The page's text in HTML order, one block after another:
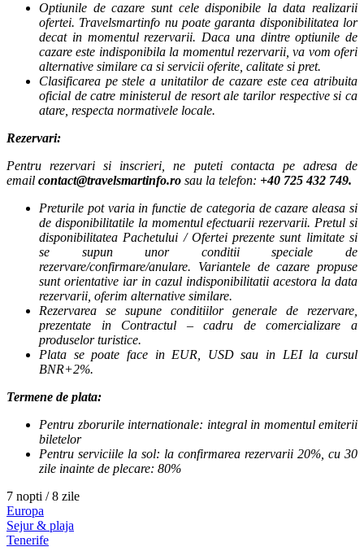
Optiunile de cazare sunt cele disponibile la data realizarii
ofertei. Travelsmartinfo nu poate garanta disponibilitatea lor
decat in momentul rezervarii. Daca una dintre optiunile de
cazare este indisponibila la momentul rezervarii, va vom oferi
alternative similare ca si servicii oferite, calitate si pret.
Clasificarea pe stele a unitatilor de cazare este cea atribuita
oficial de catre ministerul de resort ale tarilor respective si ca
atare, respecta normativele locale.
Rezervari:
Pentru rezervari si inscrieri, ne puteti contacta pe adresa de
email contact@travelsmartinfo.ro sau la telefon: +40 725 432 749.
Preturile pot varia in functie de categoria de cazare aleasa si
de disponibilitatile la momentul efectuarii rezervarii. Pretul si
disponibilitatea Pachetului / Ofertei prezente sunt limitate si
se supun unor conditii speciale de
rezervare/confirmare/anulare. Variantele de cazare propuse
sunt orientative iar in cazul indisponibilitatii acestora la data
rezervarii, oferim alternative similare.
Rezervarea se supune conditiilor generale de rezervare,
prezentate in Contractul – cadru de comercializare a
produselor turistice.
Plata se poate face in EUR, USD sau in LEI la cursul
BNR+2%.
Termene de plata:
Pentru zborurile internationale: integral in momentul emiterii
biletelor
Pentru serviciile la sol: la confirmarea rezervarii 20%, cu 30
zile inainte de plecare: 80%
7 nopti / 8 zile
Europa
Sejur & plaja
Tenerife